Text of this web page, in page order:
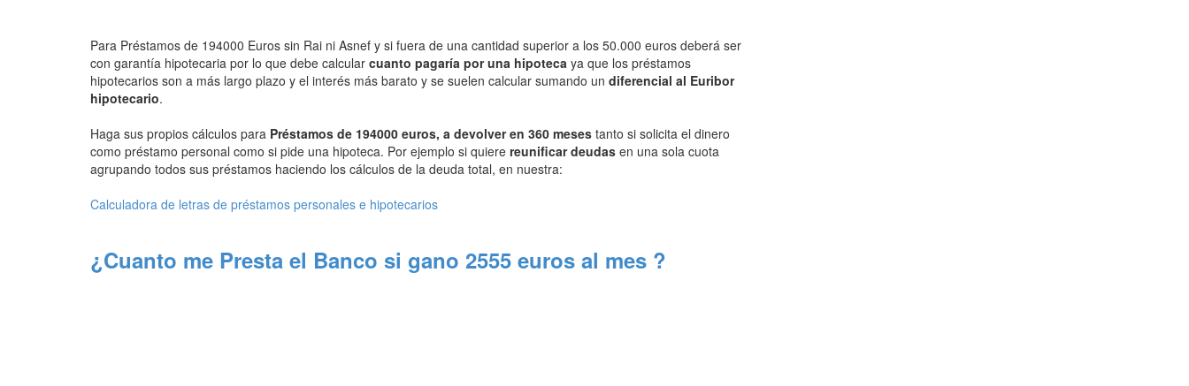
Para Préstamos de 194000 Euros sin Rai ni Asnef y si fuera de una cantidad superior a los 50.000 euros deberá ser
con garantía hipotecaria por lo que debe calcular cuanto pagaría por una hipoteca ya que los préstamos
hipotecarios son a más largo plazo y el interés más barato y se suelen calcular sumando un diferencial al Euribor
hipotecario.
Haga sus propios cálculos para Préstamos de 194000 euros, a devolver en 360 meses tanto si solicita el dinero
como préstamo personal como si pide una hipoteca. Por ejemplo si quiere reunificar deudas en una sola cuota
agrupando todos sus préstamos haciendo los cálculos de la deuda total, en nuestra:
Calculadora de letras de préstamos personales e hipotecarios
¿Cuanto me Presta el Banco si gano 2555 euros al mes ?